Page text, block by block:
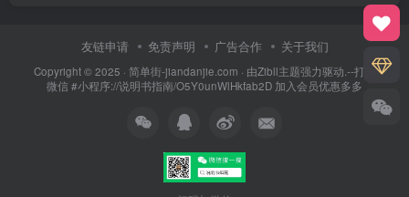
友链申请 免责声明 广告合作 关于我们
Copyright © 2025 · 简单街-jiandanjie.com · 由Zibll主题强力驱动.--打开
微信 #小程序://说明书指南/O5Y0unWlHkfab2D 加入会员优惠多多